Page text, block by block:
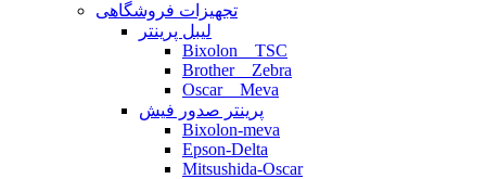
تجهیزات فروشگاهی
لیبل پرینتر
Bixolon _ TSC
Brother _ Zebra
Oscar _ Meva
پرینتر صدور فیش
Bixolon-meva
Epson-Delta
Mitsushida-Oscar